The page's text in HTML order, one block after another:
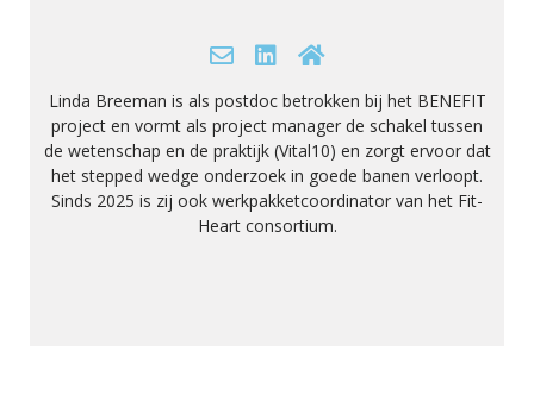
Linda Breeman is als postdoc betrokken bij het BENEFIT
project en vormt als project manager de schakel tussen
de wetenschap en de praktijk (Vital10) en zorgt ervoor dat
het stepped wedge onderzoek in goede banen verloopt.
Sinds 2025 is zij ook werkpakketcoordinator van het Fit-
Heart consortium.